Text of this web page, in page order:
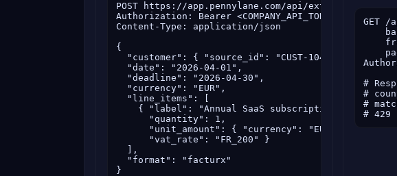
POST https://app.pennylane.com/api/external/v2/
Authorization: Bearer <COMPANY_API_TOKEN>
Content-Type: application/json
{
  "customer": { "source_id": "CUST-1042" },
  "date": "2026-04-01",
  "deadline": "2026-04-30",
  "currency": "EUR",
  "line_items": [
    { "label": "Annual SaaS subscription",
      "quantity": 1,
"unit_amount": { "currency": "EUR", "value":
      "vat_rate": "FR_200" }
  ],
  "format": "facturx"
}
GET
#
#
#
#